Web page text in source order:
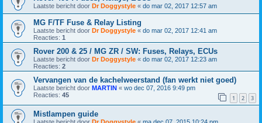
Laatste bericht door Dr Doggystyle « do mar 02, 2017 12:57 am
MG F/TF Fuse & Relay Listing
Laatste bericht door Dr Doggystyle « do mar 02, 2017 12:41 am
Reacties: 1
Rover 200 & 25 / MG ZR / SW: Fuses, Relays, ECUs
Laatste bericht door Dr Doggystyle « do mar 02, 2017 12:23 am
Reacties: 2
Vervangen van de kachelweerstand (fan werkt niet goed)
Laatste bericht door MARTIN « wo dec 07, 2016 9:49 pm
Reacties: 45 1 2 3
Mistlampen guide